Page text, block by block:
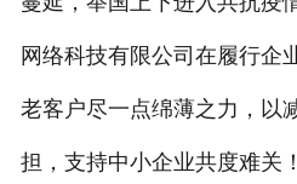
网络科技有限公司在履行企
老客户尽一点绵薄之力，以
担，支持中小企业共度难关！